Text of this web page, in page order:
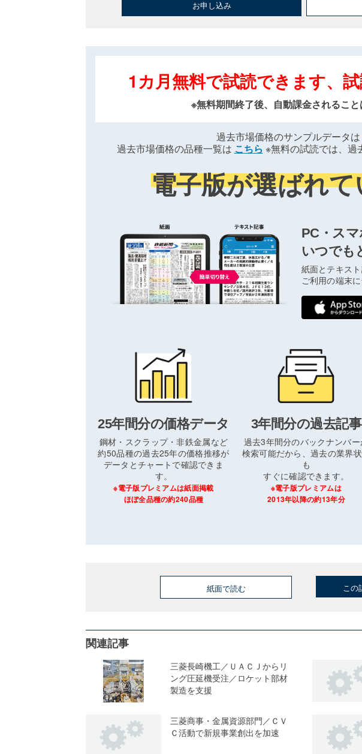
お申し込み
1カ月無料で試読できます、
※無料期間終了後、自動課金されるこ
過去市場価格のサンプルデータは
過去市場価格の品種一覧は こちら ※無料の試読では、過
電子版が選ばれ
PC・ス
いつでも
紙面とテキス
ご利用の端末
25年間分の価格データ
鋼材・スクラップ・非鉄金属など
約50品種の過去25年の価格推移が
データとチャートで確認できま
す。
※電子版プレミアムは紙面掲載
ほぼ全品種の約240品種
3年間分の過去記事
過去3年間分のバックナンバ
検索可能だから、過去の業界
も
すぐに確認できます。
※電子版プレミアムは
2013年以降の約13年分
紙面で読む この
関連記事
三菱長崎機工／ＵＡＣＪからリ
ング圧延機受注／ロケット部材
製造を支援
三菱商事・金属資源部門／ＣＶ
Ｃ活動で新規事業創出を加速